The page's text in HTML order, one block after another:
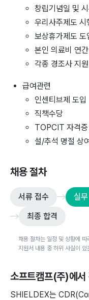
창립기념일 및
우리사주제도 시
보상휴가제도 도
본인 의료비 연
각종 경조사 지
급여관련
인센티브제 도입
직책수당
TOPCIT 자격
설/추석 명절 상
채용 절차
서류 접수 실
최종 합격
채용 절차는 일정 및 상황에
지원서 내용 중 허위 사실이
소프트캠프(주)에서
SHIELDEX는